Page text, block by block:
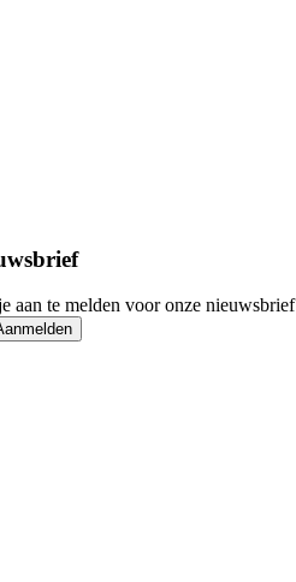
aan te melden voor onze nieuwsbrief